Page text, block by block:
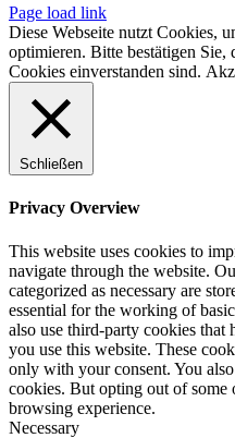
Page load link
Diese Webseite nutzt Cookies,
optimieren. Bitte bestätigen Sie,
Cookies einverstanden sind.
Schließen
Privacy Overview
This website uses cookies to
navigate through the website.
categorized as necessary are
essential for the working of
also use third-party cookies that
you use this website. These
only with your consent. You
cookies. But opting out of some
browsing experience.
Necessary